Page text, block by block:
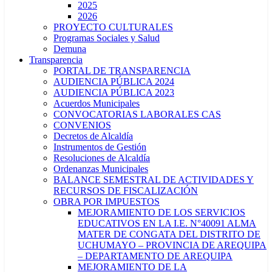
2025
2026
PROYECTO CULTURALES
Programas Sociales y Salud
Demuna
Transparencia
PORTAL DE TRANSPARENCIA
AUDIENCIA PÚBLICA 2024
AUDIENCIA PÚBLICA 2023
Acuerdos Municipales
CONVOCATORIAS LABORALES CAS
CONVENIOS
Decretos de Alcaldía
Instrumentos de Gestión
Resoluciones de Alcaldía
Ordenanzas Municipales
BALANCE SEMESTRAL DE ACTIVIDADES Y
RECURSOS DE FISCALIZACIÓN
OBRA POR IMPUESTOS
MEJORAMIENTO DE LOS SERVICIOS
EDUCATIVOS EN LA I.E. N°40091 ALMA
MATER DE CONGATA DEL DISTRITO DE
UCHUMAYO – PROVINCIA DE AREQUIPA
– DEPARTAMENTO DE AREQUIPA
MEJORAMIENTO DE LA